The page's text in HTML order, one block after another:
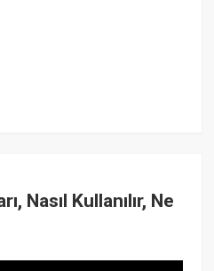
Nasıl Kullanılır, Ne